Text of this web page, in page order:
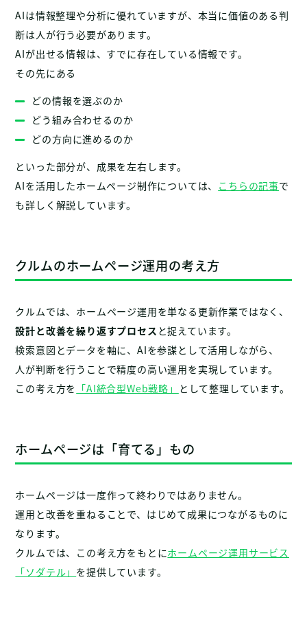
AIは情報整理や分析に優れていますが、本当に価値のある判
断は人が行う必要があります。
AIが出せる情報は、すでに存在している情報です。
その先にある
どの情報を選ぶのか
どう組み合わせるのか
どの方向に進めるのか
といった部分が、成果を左右します。
AIを活用したホームページ制作については、 こちらの記事で
も詳しく解説しています。
クルムのホームページ運用の考え方
クルムでは、ホームページ運用を単なる更新作業ではなく、
設計と改善を繰り返すプロセス と捉えています。
検索意図とデータを軸に、AIを参謀として活用しながら、
人が判断を行うことで精度の高い運用を実現しています。
この考え方を 「AI統合型Web戦略」 として整理しています。
ホームページは「育てる」もの
ホームページは一度作って終わりではありません。
運用と改善を重ねることで、はじめて成果につながるものに
なります。
クルムでは、この考え方をもとにホームページ運用サービス
「ソダテル」 を提供しています。